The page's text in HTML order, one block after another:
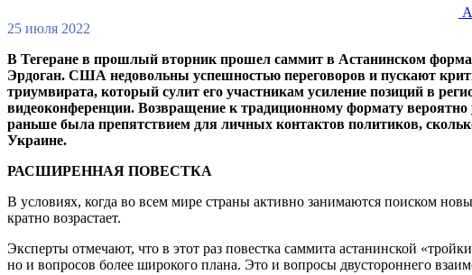
25 июля 2022
В Тегеране в прошлый вторник прошел саммит в Астанинском
Эрдоган. США недовольны успешностью переговоров и пускают
триумвирата, который сулит его участникам усиление позиций в
видеоконференции. Возвращение к традиционному формату
раньше была препятствием для личных контактов политиков,
Украине.
РАСШИРЕННАЯ ПОВЕСТКА
В условиях, когда во всем мире страны активно занимаются поиском
кратно возрастает.
Эксперты отмечают, что в этот раз повестка саммита астанинской
но и вопросов более широкого плана. Это и вопросы двустороннего